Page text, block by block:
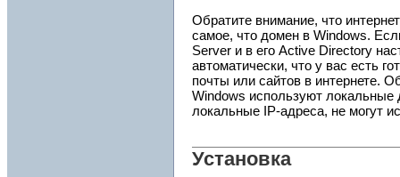
Обратите внимание, что
самое, что домен в Windows.
Server и в его Active Directory
автоматически, что у вас есть
почты или сайтов в интернете.
Windows используют локальные
локальные IP-адреса, не могут
Установка